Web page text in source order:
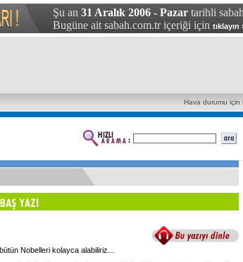
Şu an 31 Aralık 2006 - Pazar tarihli
Bugüne ait sabah.com.tr içeriği için tıklayın
Hava durumu için
Nobelleri kolayca alabiliriz...